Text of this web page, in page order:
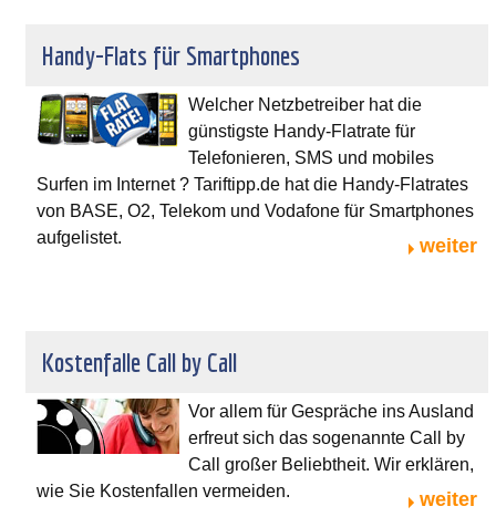
Handy-Flats für Smartphones
Welcher Netzbetreiber hat die
günstigste Handy-Flatrate für
Telefonieren, SMS und mobiles
Surfen im Internet ? Tariftipp.de hat die Handy-Flatrates
von BASE, O2, Telekom und Vodafone für Smartphones
aufgelistet.
weiter
Kostenfalle Call by Call
Vor allem für Gespräche ins Ausland
erfreut sich das sogenannte Call by
Call großer Beliebtheit. Wir erklären,
wie Sie Kostenfallen vermeiden.
weiter